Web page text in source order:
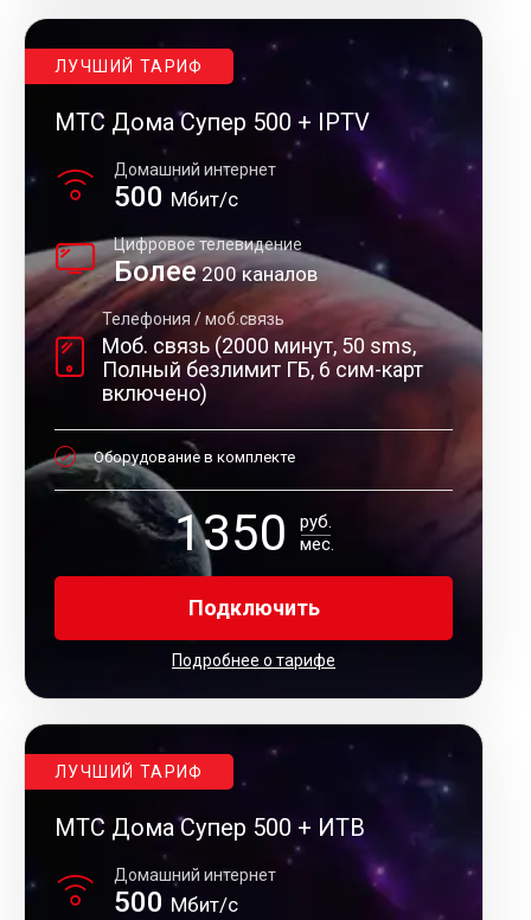
ЛУЧШИЙ ТАРИФ
МТС Дома Супер 500 + IPTV
500 Мбит/с
Домашний интернет
Более200 каналов
Цифровое телевидение
Моб. связь (2000 минут, 50 sms,
Полный безлимит ГБ, 6 сим-карт
включено)
Телефония / моб.связь
Оборудование в комплекте
1350
руб.
мес.
Подключить
Подробнее о тарифе
ЛУЧШИЙ ТАРИФ
МТС Дома Супер 500 + ИТВ
500 Мбит/с
Домашний интернет